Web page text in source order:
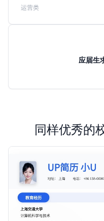
运营类
应届生
同样优秀的